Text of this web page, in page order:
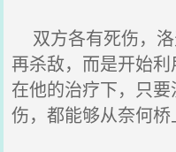
双方各有死伤，
再杀敌，而是开始利
在他的治疗下，只
伤，都能够从奈何桥